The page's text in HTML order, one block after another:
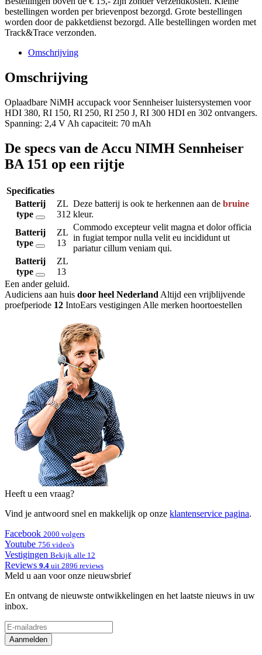
bestellingen worden per brievenpost bezorgd. Grote bestellingen
worden door de pakketdienst bezorgd. Alle bestellingen worden met
Track&Trace verzonden.
Omschrijving
Omschrijving
Oplaadbare NiMH accupack voor Sennheiser luistersystemen voor
HDI 380, RI 150, RI 250, RI 250 J, RI 300 HDI en 302 ontvangers.
Spanning: 2,4 V Ah capaciteit: 70 mAh
De specs van de Accu NIMH Sennheiser
BA 151 op een rijtje
Specificaties
Batterij
type
ZL
312
Deze batterij is ook te herkennen aan de bruine
kleur.
Batterij
type
ZL
13
Commodo excepteur velit magna et dolor officia
in fugiat tempor nulla velit eu incididunt ut
pariatur cillum veniam qui.
Batterij
type
ZL
13
Een ander geluid.
Audiciens aan huis door heel Nederland Altijd een vrijblijvende
proefperiode 12 IntoEars vestigingen Alle merken hoortoestellen
Heeft u een vraag?
Vind je antwoord snel en makkelijk op onze klantenservice pagina.
Facebook 2000 volgers
Youtube 756 video's
Vestigingen Bekijk alle 12
Reviews 9.4 uit 2896 reviews
Meld u aan voor onze nieuwsbrief
En ontvang de nieuwste ontwikkelingen en het laatste nieuws in uw
inbox.
Aanmelden